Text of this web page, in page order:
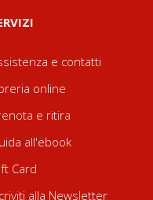
e contatti
online
e ritira
all'ebook
Card
alla Newsletter